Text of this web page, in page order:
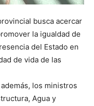
busca acercar
la igualdad de
del Estado en
de vida de las
los ministros
Agua y